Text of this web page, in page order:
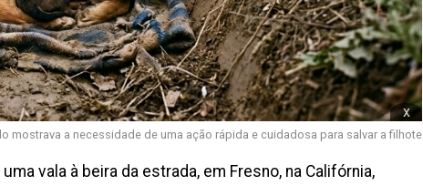
x
mostrava a necessidade de uma ação rápida e cuidadosa para salvar a filhote
vala à beira da estrada, em Fresno, na Califórnia,